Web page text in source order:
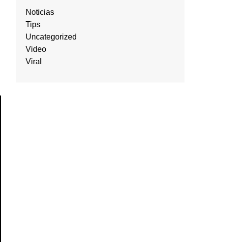
Noticias
Tips
Uncategorized
Video
Viral